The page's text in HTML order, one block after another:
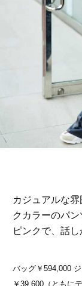
カジュアルな
クカラーのパ
ピンクで、話
バッグ￥594,000
￥39,600（ともに